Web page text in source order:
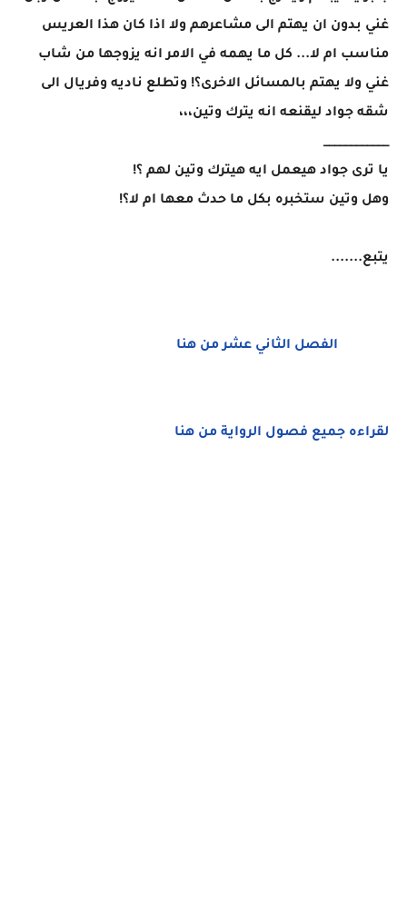
غني بدون ان يهتم الى مشاعرهم ولا اذا كان هذا العريس
مناسب ام لا... كل ما يهمه في الامر انه يزوجها من شاب
غني ولا يهتم بالمسائل الاخرى؟! وتطلع ناديه وفريال الى
شقه جواد ليقنعه انه يترك وتين،،،
____________
يا ترى جواد هيعمل ايه هيترك وتين لهم ؟!
وهل وتين ستخبره بكل ما حدث معها ام لا؟!
يتبع.......
الفصل الثاني عشر من هنا
لقراءه جميع فصول الرواية من هنا